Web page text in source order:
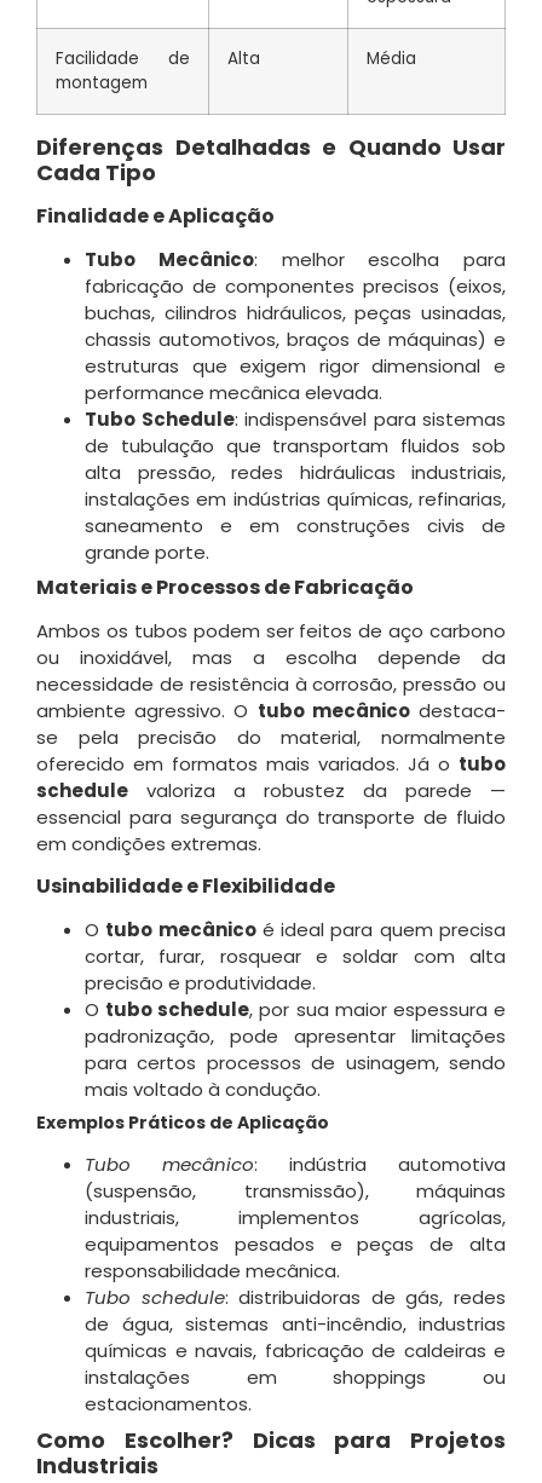
Facilidade de
montagem
Alta Média
Diferenças Detalhadas e Quando Usar
Cada Tipo
Finalidade e Aplicação
Tubo Mecânico: melhor escolha para
fabricação de componentes precisos (eixos,
buchas, cilindros hidráulicos, peças usinadas,
chassis automotivos, braços de máquinas) e
estruturas que exigem rigor dimensional e
performance mecânica elevada.
Tubo Schedule: indispensável para sistemas
de tubulação que transportam fluidos sob
alta pressão, redes hidráulicas industriais,
instalações em indústrias químicas, refinarias,
saneamento e em construções civis de
grande porte.
Materiais e Processos de Fabricação
Ambos os tubos podem ser feitos de aço carbono
ou inoxidável, mas a escolha depende da
necessidade de resistência à corrosão, pressão ou
ambiente agressivo. O tubo mecânicodestaca-
se pela precisão do material, normalmente
oferecido em formatos mais variados. Já o tubo
schedule valoriza a robustez da parede —
essencial para segurança do transporte de fluido
em condições extremas.
Usinabilidade e Flexibilidade
O tubo mecânicoé ideal para quem precisa
cortar, furar, rosquear e soldar com alta
precisão e produtividade.
O tubo schedule, por sua maior espessura e
padronização, pode apresentar limitações
para certos processos de usinagem, sendo
mais voltado à condução.
Exemplos Práticos de Aplicação
Tubo mecânico: indústria automotiva
(suspensão, transmissão), máquinas
industriais, implementos agrícolas,
equipamentos pesados e peças de alta
responsabilidade mecânica.
Tubo schedule: distribuidoras de gás, redes
de água, sistemas anti-incêndio, industrias
químicas e navais, fabricação de caldeiras e
instalações em shoppings ou
estacionamentos.
Como Escolher? Dicas para Projetos
Industriais